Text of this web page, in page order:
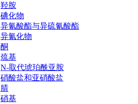
羟胺
碘化物
异氰酸酯与异硫氰酸酯
异氰化物
酮
巯基
N-取代琥珀酰亚胺
硝酸盐和亚硝酸盐
腈
硝基